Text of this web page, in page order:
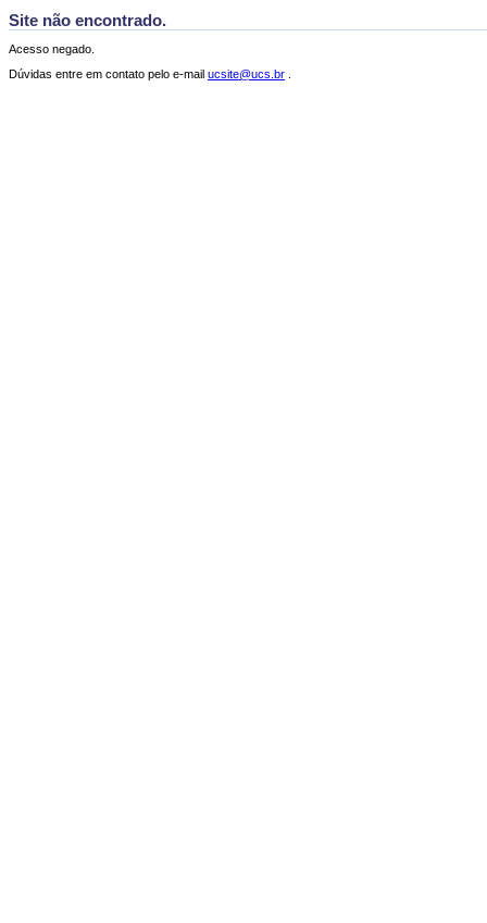
Site não encontrado.
Acesso negado.
Dúvidas entre em contato pelo e-mail ucsite@ucs.br